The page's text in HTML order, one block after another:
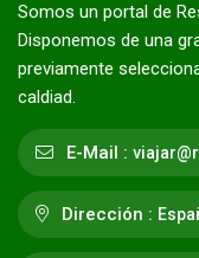
Somos un portal de
Disponemos de una
previamente
caldiad.
E-Mail :
Dirección :